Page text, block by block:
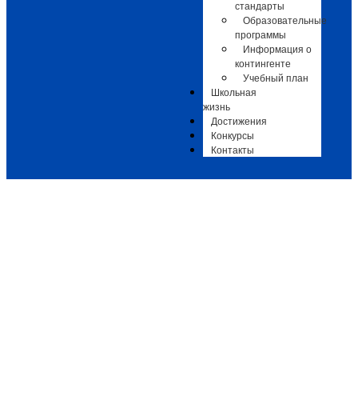
стандарты
Образовательные
программы
Информация о
контингенте
Учебный план
Школьная
жизнь
Достижения
Конкурсы
Контакты